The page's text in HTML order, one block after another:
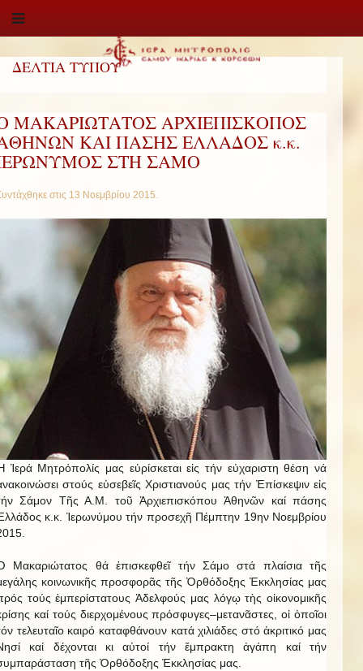
ΔΕΛΤΙΑ ΤΥΠΟΥ
ΜΑΚΑΡΙΩΤΑΤΟΣ ΑΡΧΙΕΠΙΣΚΟΠΟΣ
ΚΑΙ ΠΑΣΗΣ ΕΛΛΑΔΟΣ κ.κ.
ΣΤΗ ΣΑΜΟ
στις 13 Νοεμβρίου 2015.
Ἱερά Μητρόπολίς μας εὑρίσκεται εἰς τήν εὐχαριστη θέση νά
στούς εὐσεβεῖς Χριστιανούς μας τήν Ἐπίσκεψιν εἰς
Σάμον Τῆς Α.Μ. τοῦ Ἀρχιεπισκόπου Ἀθηνῶν καί πάσης
κ.κ. Ἱερωνύμου τήν προσεχῆ Πέμπτην 19ην Νοεμβρίου
Μακαριώτατος θά ἐπισκεφθεῖ τήν Σάμο στά πλαίσια τῆς
κοινωνικῆς προσφορᾶς τῆς Ὀρθόδοξης Ἐκκλησίας μας
τούς ἐμπερίστατους Ἀδελφούς μας λόγῳ τὴς οἰκονομικῆς
καί τούς διερχομένους πρόσφυγες–μετανᾶστες, οἱ ὁποῖοι
τελευταῖο καιρό καταφθάνουν κατά χιλιάδες στό ἀκριτικό μας
καί δέχονται κι αὐτοί τήν ἔμπρακτη ἀγάπη καί τήν
τῆς Ὀρθόδοξης Ἐκκλησίας μας.